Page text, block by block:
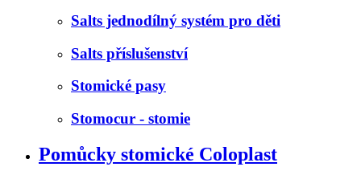
Salts jednodílný systém pro děti
Salts příslušenství
Stomické pasy
Stomocur - stomie
Pomůcky stomické Coloplast